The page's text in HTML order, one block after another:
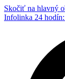
Skočiť na hlavný
Infolinka 24 hodín: